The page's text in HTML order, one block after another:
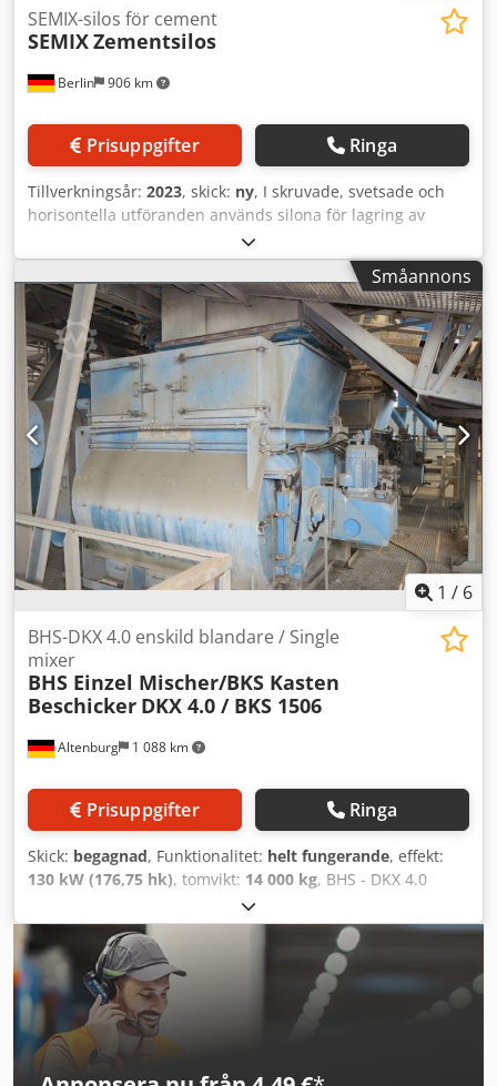
Berlin 906 km
SEMIX-silos för cement
SEMIXZementsilos
Prisuppgifter Ringa
Tillverkningsår: 2023, skick: ny, I skruvade, svetsade och
horisontella utföranden används silona för lagring av
cement, flygaska, bentonit och andra bulkvaror. Svetsade
silos Svetsade silos föredras vid mindre lagringskapacitet;
de kan monteras och tas i drift med en kran inom 2
timmar. De används främst för lokala lösningar där
transportkostnaderna inte spelar någon större roll. Semix
kan tillverka svetsade silos med kapacitet mellan 50 och
150 ton. Credegau U Hjpfx Amvof Skruvade silos Skruvade
silos föredras på grund av deras kompakta
transportformat. Dessa kan transporteras i containrar för
att undvika extra transportkostnader. Tack vare deras
modularitet kan Semix tillverka skruvade silos med
kapacitet från 100 till 2 000 ton. Semix tillhandahåller en
mekanisk expert för korrekt montering av de skruvade
silosarna. Semix har redan installerat skruvade silos i Peru,
Israel, Tyskland och Storbritannien.
Småannons
1 / 6
Altenburg 1 088 km
BHS-DKX 4.0 enskild blandare / Single
mixer
BHS Einzel Mischer/BKS Kasten
Beschicker DKX 4.0 / BKS 1506
Prisuppgifter Ringa
Skick: begagnad, Funktionalitet: helt fungerande, effekt:
130 kW (176,75 hk), tomvikt: 14 000 kg, BHS - DKX 4.0
singelblandare i mycket gott skick för betong, rullbetong,
cementbaserade vägmaterial, slam etc. Tack vare
bottenluckorna kan även svårhanterliga, kohesiva eller
grova material blandas. Motoreffekt 130 kW, tomvikt 14
ton, kapacitet ca. 400 ton/timme. Styrning och elskåp (nya)
finns också tillgängliga. Pris på förfrågan. Händle
Kastenutfodrare BKS 1506 med stålkedjetransportör, stora
påsatser (25 m³) och två separat drivna rivaxlar för svårt